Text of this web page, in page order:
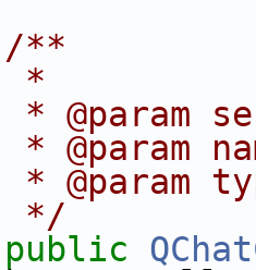
**
*
* @param
* @param
* @param
*/
public